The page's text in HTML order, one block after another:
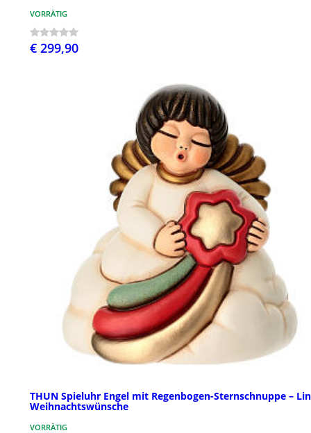
VORRÄTIG
€ 299,90
THUN Spieluhr Engel mit Regenbogen-Sternschnuppe –
Weihnachtswünsche
VORRÄTIG